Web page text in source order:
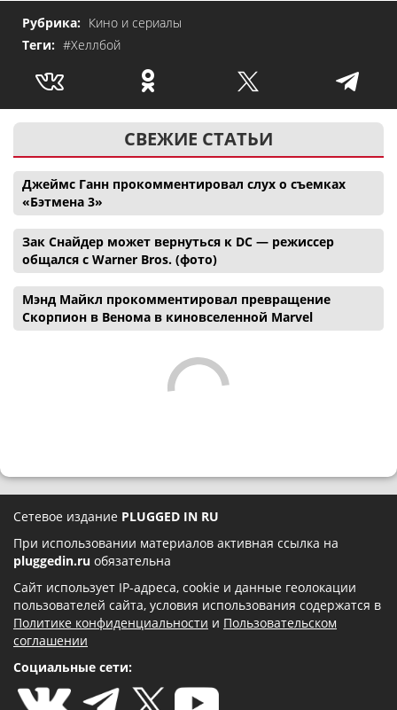
Рубрика: Кино и сериалы
Теги: #Хеллбой
СВЕЖИЕ СТАТЬИ
Джеймс Ганн прокомментировал слух о съемках
«Бэтмена 3»
Зак Снайдер может вернуться к DC — режиссер
общался с Warner Bros. (фото)
Мэнд Майкл прокомментировал превращение
Скорпион в Венома в киновселенной Marvel
Сетевое издание PLUGGED IN RU
При использовании материалов активная ссылка на
pluggedin.ru обязательна
Сайт использует IP-адреса, cookie и данные геолокации
пользователей сайта, условия использования содержатся в
Политике конфиденциальности и Пользовательском
соглашении
Социальные сети: